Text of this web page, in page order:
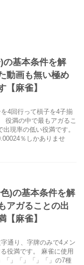
の基本条件を解
動画も無い極め
【麻雀】
4回行って槓子を4子揃
役満の中で最もアガるこ
現率の低い役満です。
％しかありませ
)の基本条件を解
アガることの出
【麻雀】
通り、字牌のみで4メン
役満です。 麻雀に使用
「」「」「」「」の7種